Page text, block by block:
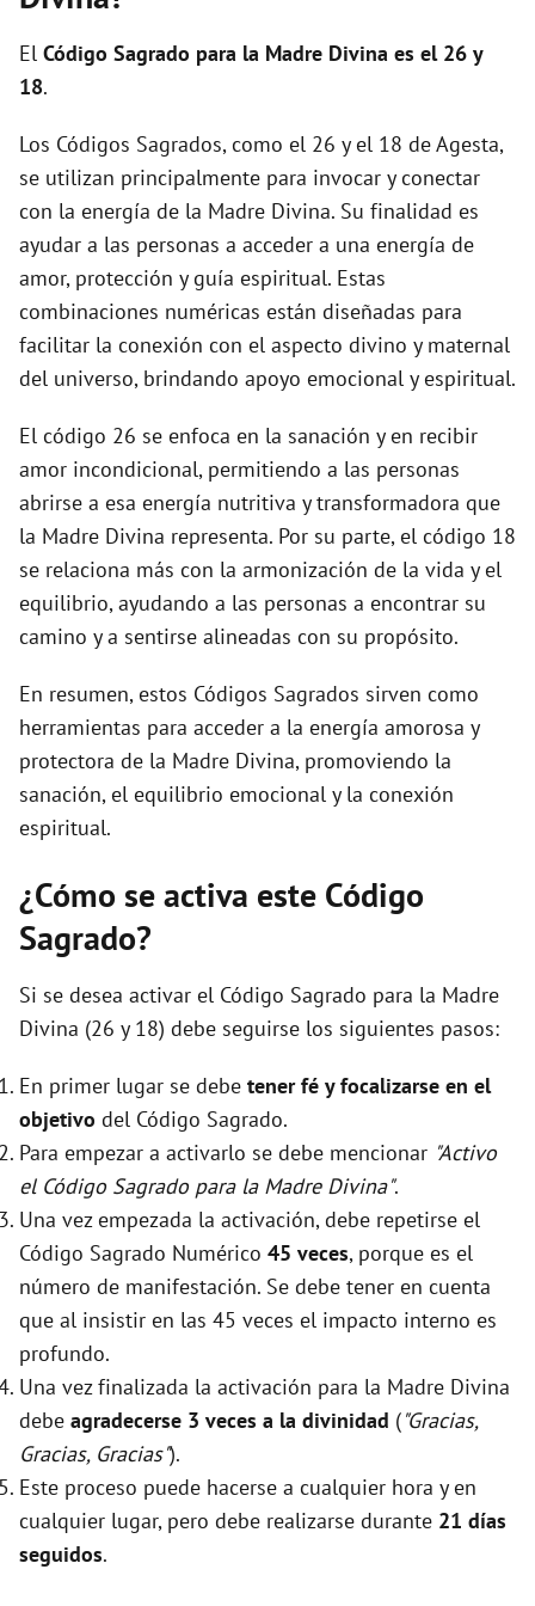
e
o
El Código Sagrado para la Madre Divina es el 26 y
18.
Los Códigos Sagrados, como el 26 y el 18 de Agesta,
se utilizan principalmente para invocar y conectar
con la energía de la Madre Divina. Su finalidad es
ayudar a las personas a acceder a una energía de
amor, protección y guía espiritual. Estas
combinaciones numéricas están diseñadas para
facilitar la conexión con el aspecto divino y maternal
del universo, brindando apoyo emocional y espiritual.
El código 26 se enfoca en la sanación y en recibir
amor incondicional, permitiendo a las personas
abrirse a esa energía nutritiva y transformadora que
la Madre Divina representa. Por su parte, el código 18
se relaciona más con la armonización de la vida y el
equilibrio, ayudando a las personas a encontrar su
camino y a sentirse alineadas con su propósito.
En resumen, estos Códigos Sagrados sirven como
herramientas para acceder a la energía amorosa y
protectora de la Madre Divina, promoviendo la
sanación, el equilibrio emocional y la conexión
espiritual.
¿Cómo se activa este Código
Sagrado?
Si se desea activar el Código Sagrado para la Madre
Divina (26 y 18) debe seguirse los siguientes pasos:
En primer lugar se debe tener fé y focalizarse en el
objetivo del Código Sagrado.
Para empezar a activarlo se debe mencionar "Activo
el Código Sagrado para la Madre Divina".
Una vez empezada la activación, debe repetirse el
Código Sagrado Numérico 45 veces, porque es el
número de manifestación. Se debe tener en cuenta
que al insistir en las 45 veces el impacto interno es
profundo.
Una vez finalizada la activación para la Madre Divina
debe agradecerse 3 veces a la divinidad ("Gracias,
Gracias, Gracias").
Este proceso puede hacerse a cualquier hora y en
cualquier lugar, pero debe realizarse durante 21 días
seguidos.